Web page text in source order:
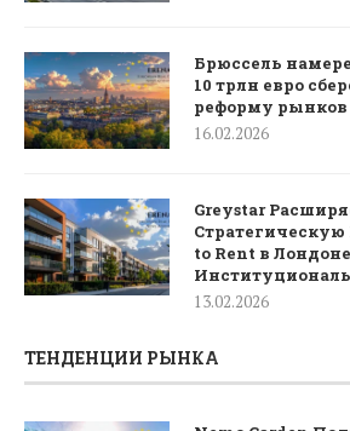
Брюссель
10 трлн евро
реформу рынков
16.02.2026
Greystar
to Rent в
13.02.2026
ТЕНДЕНЦИИ РЫНКА